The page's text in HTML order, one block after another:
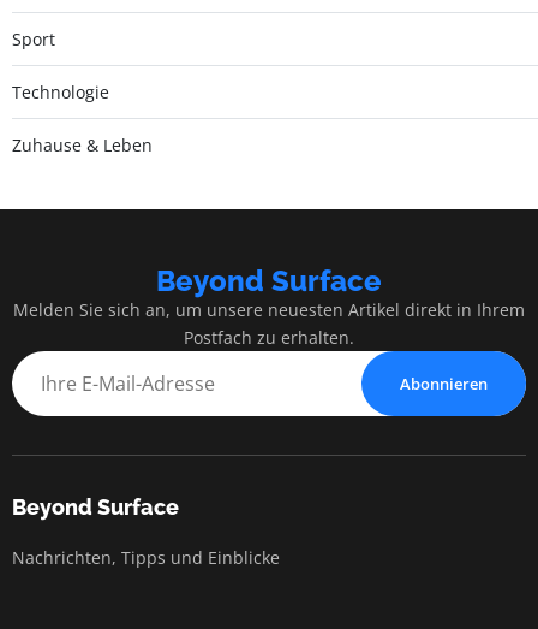
Sport
Technologie
Zuhause & Leben
Beyond Surface
Melden Sie sich an, um unsere neuesten Artikel direkt in Ihrem
Postfach zu erhalten.
Abonnieren
Beyond Surface
Nachrichten, Tipps und Einblicke